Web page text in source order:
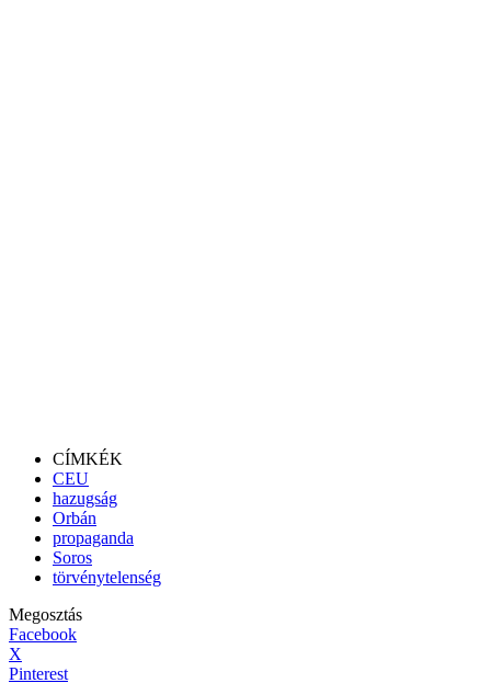
CÍMKÉK
CEU
hazugság
Orbán
propaganda
Soros
törvénytelenség
Megosztás
Facebook
X
Pinterest